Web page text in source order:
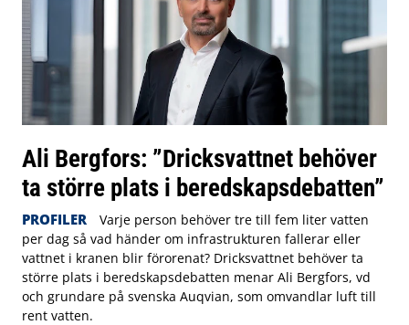
Ali Bergfors: ”Dricksvattnet behöver
ta större plats i beredskapsdebatten”
PROFILER
Varje person behöver tre till fem liter vatten
per dag så vad händer om infrastrukturen fallerar eller
vattnet i kranen blir förorenat? Dricksvattnet behöver ta
större plats i beredskapsdebatten menar Ali Bergfors, vd
och grundare på svenska Auqvian, som omvandlar luft till
rent vatten.